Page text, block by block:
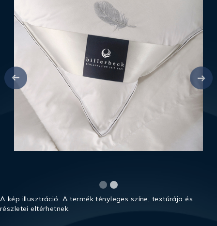
A kép illusztráció. A termék tényleges színe, textúrája és
részletei eltérhetnek.